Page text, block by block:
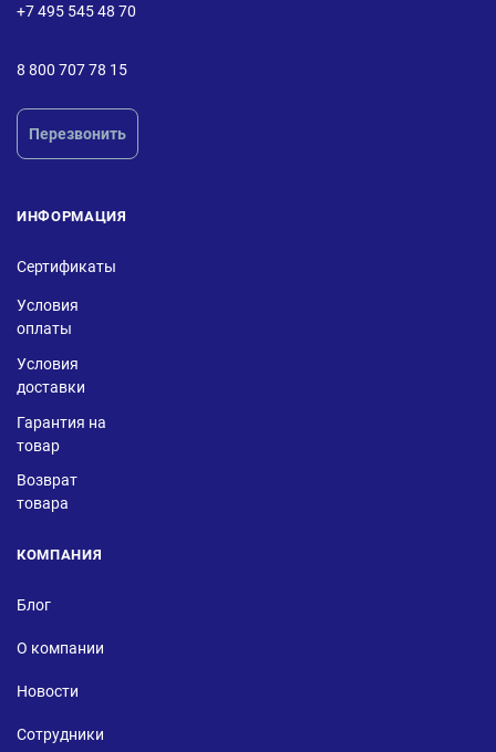
+7 495 545 48 70
8 800 707 78 15
Перезвонить
ИНФОРМАЦИЯ
Сертификаты
Условия
оплаты
Условия
доставки
Гарантия на
товар
Возврат
товара
КОМПАНИЯ
Блог
О компании
Новости
Сотрудники